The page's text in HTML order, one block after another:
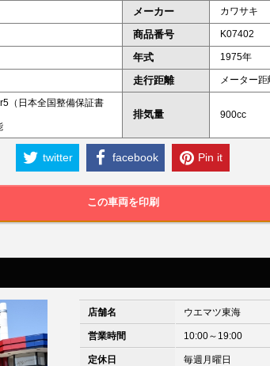
メーカー カワサキ
商品番号 K07402
年式 1975年
走行距離 メーター
（日本全国整備保証書
排気量 900cc
twitter facebook Pin it
この車両を印刷
店舗名 ウエマツ東海
営業時間 10:00～19:00
定休日 毎週月曜日